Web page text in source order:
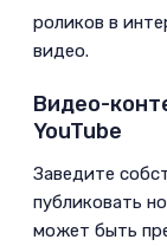
роликов в
видео.
Видео-
YouTube
­Заведите
публиковать
может быть